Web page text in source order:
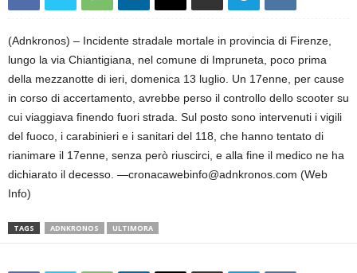
(Adnkronos) – Incidente stradale mortale in provincia di Firenze,
lungo la via Chiantigiana, nel comune di Impruneta, poco prima
della mezzanotte di ieri, domenica 13 luglio. Un 17enne, per cause
in corso di accertamento, avrebbe perso il controllo dello scooter su
cui viaggiava finendo fuori strada. Sul posto sono intervenuti i vigili
del fuoco, i carabinieri e i sanitari del 118, che hanno tentato di
rianimare il 17enne, senza però riuscirci, e alla fine il medico ne ha
dichiarato il decesso. —cronacawebinfo@adnkronos.com (Web
Info)
TAGS ADNKRONOS ULTIMORA